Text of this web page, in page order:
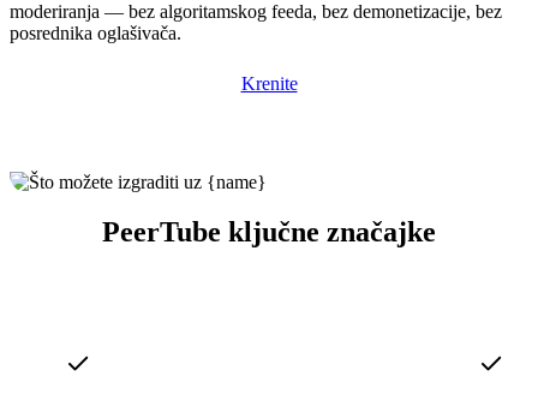
moderiranja — bez algoritamskog feeda, bez demonetizacije, bez
posrednika oglašivača.
Krenite
PeerTube ključne značajke